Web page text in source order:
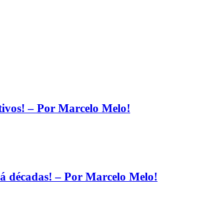
– Por Marcelo Melo!
décadas! – Por Marcelo Melo!